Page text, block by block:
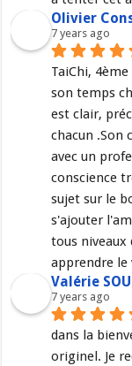
Olivier
7 years ago
TaiChi,
son temps
est clair,
chacun .Son
avec un
conscience
sujet sur le
s'ajouter
tous niveaux
apprendre le
Valérie
7 years ago
dans la
originel. Je